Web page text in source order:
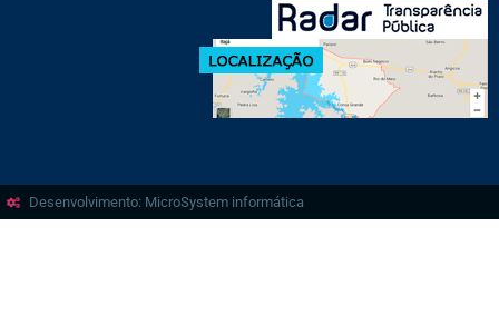
Desenvolvimento: MicroSystem informática